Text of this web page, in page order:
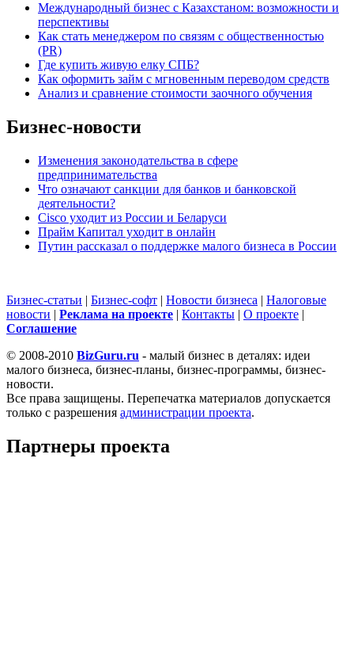
Международный бизнес с Казахстаном: возможности и
перспективы
Как стать менеджером по связям с общественностью
(PR)
Где купить живую елку СПБ?
Как оформить займ с мгновенным переводом средств
Анализ и сравнение стоимости заочного обучения
Бизнес-новости
Изменения законодательства в сфере
предпринимательства
Что означают санкции для банков и банковской
деятельности?
Cisco уходит из России и Беларуси
Прайм Капитал уходит в онлайн
Путин рассказал о поддержке малого бизнеса в России
Бизнес-статьи | Бизнес-софт | Новости бизнеса | Налоговые
новости | Реклама на проекте | Контакты | О проекте |
Cоглашение
© 2008-2010 BizGuru.ru - малый бизнес в деталях: идеи
малого бизнеса, бизнес-планы, бизнес-программы, бизнес-
новости.
Все права защищены. Перепечатка материалов допускается
только с разрешения администрации проекта.
Партнеры проекта